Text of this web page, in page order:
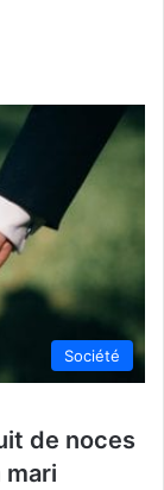
Société
de noces
mari